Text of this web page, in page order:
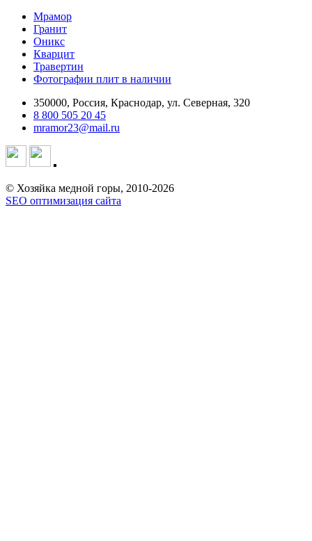
Мрамор
Гранит
Оникс
Кварцит
Травертин
Фотографии плит в наличии
350000, Россия, Краснодар, ул. Северная, 320
8 800 505 20 45
mramor23@mail.ru
© Хозяйка медной горы, 2010-2026
SEO оптимизация сайта